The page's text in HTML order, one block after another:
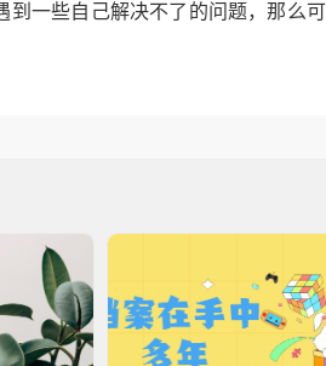
到一些自己解决不了的问题，那么